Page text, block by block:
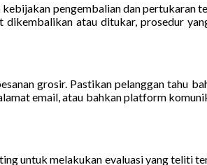
pengembalian dan
atau ditukar, prosedur
grosir. Pastikan pelanggan tahu
email, atau bahkan platform
untuk melakukan evaluasi yang teliti